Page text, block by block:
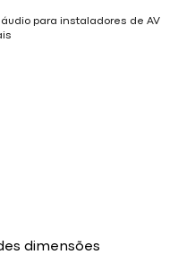
para instaladores de AV
dimensões